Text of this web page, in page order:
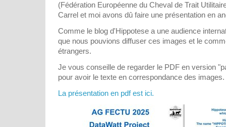
(Fédération Européenne du Cheval de Trait
Carrel et moi avons dû faire une présentation en
Comme le blog d'Hippotese a une audience
que nous pouvions diffuser ces images et le
étrangers.
Je vous conseille de regarder le PDF en version
pour avoir le texte en correspondance des images.
La présentation en pdf est ici.